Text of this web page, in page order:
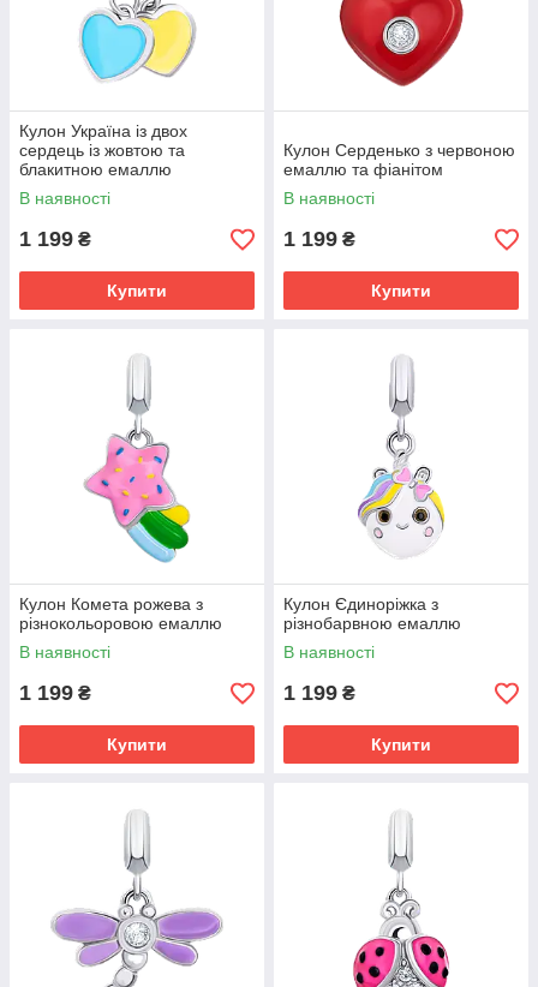
Кулон Україна із двох
сердець із жовтою та
блакитною емаллю
В наявності
1 199 ₴
Купити
Кулон Серденько з червоною
емаллю та фіанітом
В наявності
1 199 ₴
Купити
Кулон Комета рожева з
різнокольоровою емаллю
В наявності
1 199 ₴
Купити
Кулон Єдиноріжка з
різнобарвною емаллю
В наявності
1 199 ₴
Купити